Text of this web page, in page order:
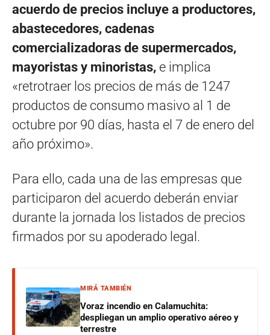
acuerdo de precios incluye a productores,
abastecedores, cadenas
comercializadoras de supermercados,
mayoristas y minoristas, e implica
«retrotraer los precios de más de 1247
productos de consumo masivo al 1 de
octubre por 90 días, hasta el 7 de enero del
año próximo».
Para ello, cada una de las empresas que
participaron del acuerdo deberán enviar
durante la jornada los listados de precios
firmados por su apoderado legal.
MIRÁ TAMBIÉN
Voraz incendio en Calamuchita:
despliegan un amplio operativo aéreo y
terrestre